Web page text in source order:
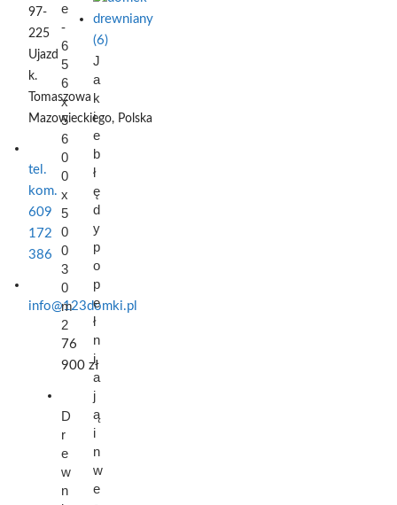
97-
225
Ujazd
k.
Tomaszowa
Mazowieckiego, Polska
tel.
kom.
609
172
386
info@123domki.pl
e
-
6
5
6
x
5
6
0
0
x
5
0
0
3
0
m
2
76
900 zł
D
r
e
w
n
J
a
k
i
e
b
ł
ę
d
y
p
o
p
e
ł
n
i
a
j
ą
i
n
w
e